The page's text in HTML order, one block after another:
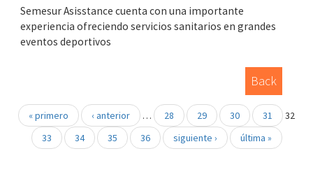
Semesur Asisstance cuenta con una importante
experiencia ofreciendo servicios sanitarios en grandes
eventos deportivos
Back
« primero ‹ anterior … 28 29 30 31
32
33
34 35 36 siguiente › última »